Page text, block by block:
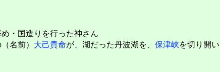
・国造りを行った神さん
名前） 大己貴命が、湖だった丹波湖を、 保津峡を切り開